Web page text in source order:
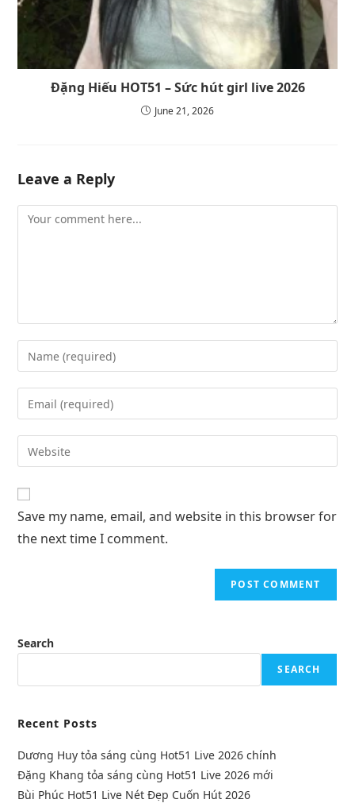
Đặng Hiếu HOT51 – Sức hút girl live 2026
June 21, 2026
Leave a Reply
Save my name, email, and website in this browser for
the next time I comment.
Search
SEARCH
Recent Posts
Dương Huy tỏa sáng cùng Hot51 Live 2026 chính
Đặng Khang tỏa sáng cùng Hot51 Live 2026 mới
Bùi Phúc Hot51 Live Nét Đẹp Cuốn Hút 2026